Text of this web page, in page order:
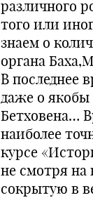
различного
того или
знаем о
органа
В последнее
даже о
Бетховена…
наиболее
курсе
не смотря на
сокрытую в